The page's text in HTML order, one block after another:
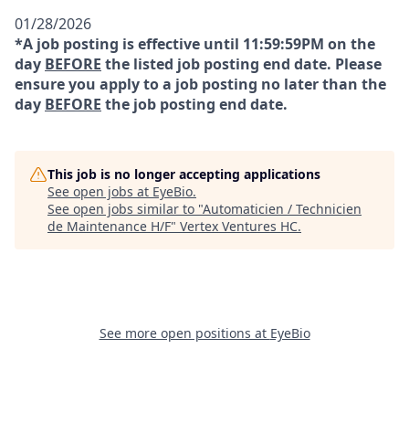
01/28/2026
*A job posting is effective until 11:59:59PM on the
day BEFORE the listed job posting end date. Please
ensure you apply to a job posting no later than the
day BEFORE the job posting end date.
This job is no longer accepting applications
See open jobs at EyeBio.
See open jobs similar to "Automaticien / Technicien
de Maintenance H/F" Vertex Ventures HC.
See more open positions at EyeBio